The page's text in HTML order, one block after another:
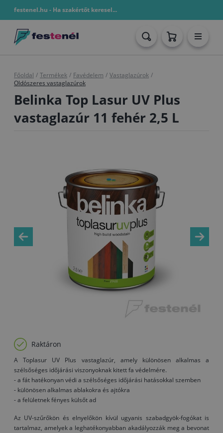
festenel.hu - Ha szakértőt keresel...
Főoldal / Termékek / Favédelem / Vastaglazúrok /
Oldószeres vastaglazúrok
Belinka Top Lasur UV Plus
vastaglazúr 11 fehér 2,5 L
Raktáron
A Toplasur UV Plus vastaglazúr, amely különösen alkalmas a
szélsőséges időjárási viszonyoknak kitett fa védelmére.
- a fát hatékonyan védi a szélsőséges időjárási hatásokkal szemben
- különösen alkalmas ablakokra és ajtókra
- a felületnek fényes külsőt ad
Az UV-szűrőkön és elnyelőkön kívül ugyanis szabadgyök-fogókat is
tartalmaz, amelyek a leghatékonyabban akadályozzák meg a bevonat